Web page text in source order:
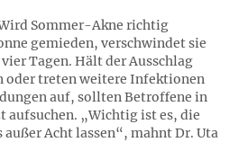
Sommer-Akne richtig
gemieden, verschwindet sie
Tagen. Hält der Ausschlag
oder treten weitere Infektionen
auf, sollten Betroffene in
aufsuchen. „Wichtig ist es, die
Acht lassen“, mahnt Dr. Uta